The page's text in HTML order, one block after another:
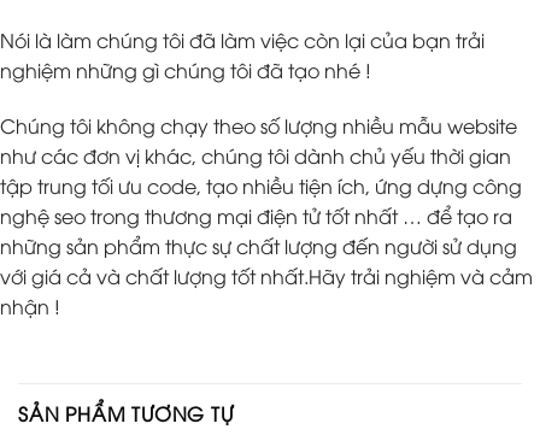
Nói là làm chúng tôi đã làm việc còn lại của bạn trải
nghiệm những gì chúng tôi đã tạo nhé !
Chúng tôi không chạy theo số lượng nhiều mẫu website
như các đơn vị khác, chúng tôi dành chủ yếu thời gian
tập trung tối ưu code, tạo nhiều tiện ích, ứng dựng công
nghệ seo trong thương mại điện tử tốt nhất … để tạo ra
những sản phẩm thực sự chất lượng đến người sử dụng
với giá cả và chất lượng tốt nhất.Hãy trải nghiệm và cảm
nhận !
SẢN PHẨM TƯƠNG TỰ